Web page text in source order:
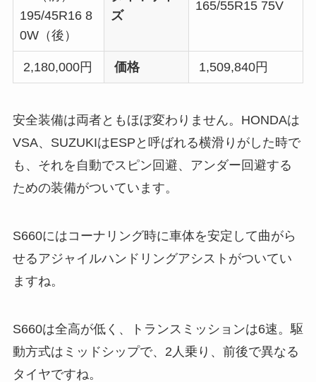
195/45R16 8
0W（後）
ズ
165/55R15 75V
2,180,000円 価格 1,509,840円
安全装備は両者ともほぼ変わりません。HONDAは
VSA、SUZUKIはESPと呼ばれる横滑りがした時で
も、それを自動でスピン回避、アンダー回避する
ための装備がついています。
S660にはコーナリング時に車体を安定して曲がら
せるアジャイルハンドリングアシストがついてい
ますね。
S660は全高が低く、トランスミッションは6速。駆
動方式はミッドシップで、2人乗り、前後で異なる
タイヤですね。